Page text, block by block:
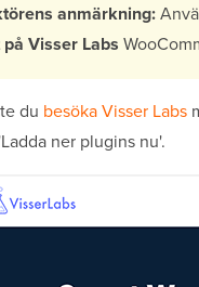
anmärkning:
Visser Labs
du besöka Visser Labs
ner plugins nu'.